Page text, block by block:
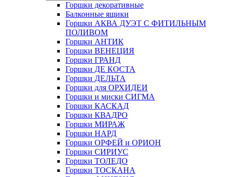
Горшки декоративные
Балконные ящики
Горшки АКВА ДУЭТ С ФИТИЛЬНЫМ
ПОЛИВОМ
Горшки АНТИК
Горшки ВЕНЕЦИЯ
Горшки ГРАНД
Горшки ДЕ КОСТА
Горшки ДЕЛЬТА
Горшки для ОРХИДЕИ
Горшки и миски СИГМА
Горшки КАСКАД
Горшки КВАДРО
Горшки МИРАЖ
Горшки НАРД
Горшки ОРФЕЙ и ОРИОН
Горшки СИРИУС
Горшки ТОЛЕДО
Горшки ТОСКАНА